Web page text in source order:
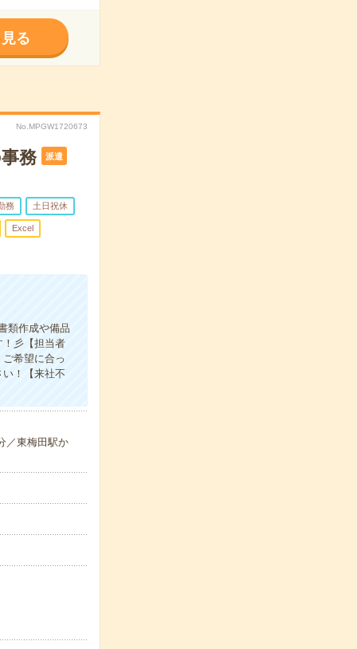
る
No.MPGW1720673
務 派遣
務 土日祝休
Excel
類作成や備品
！彡【担当者
希望に合っ
！【来社不
／東梅田駅か